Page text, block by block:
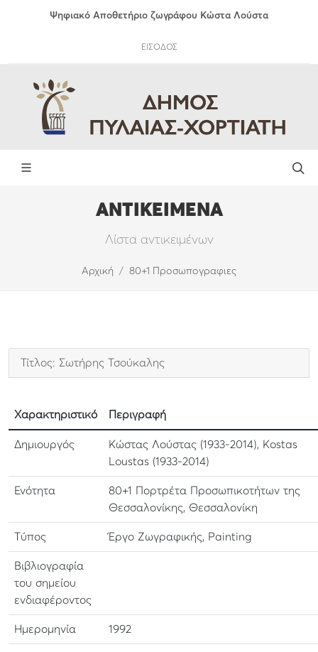
Ψηφιακό Αποθετήριο ζωγράφου Κώστα Λούστα
ΕΙΣΟΔΟΣ
ΑΝΤΙΚΕΙΜΕΝΑ
Λίστα αντικειμένων
Αρχική 80+1 Προσωπογραφιες
Τίτλος: Σωτήρης Τσούκαλης
Χαρακτηριστικό Περιγραφή
Δημιουργός
Κώστας Λούστας (1933-2014), Kostas
Loustas (1933-2014)
Ενότητα
80+1 Πορτρέτα Προσωπικοτήτων της
Θεσσαλονίκης, Θεσσαλονίκη
Τύπος Έργο Ζωγραφικής, Painting
Βιβλιογραφία
του σημείου
ενδιαφέροντος
Ημερομηνία 1992